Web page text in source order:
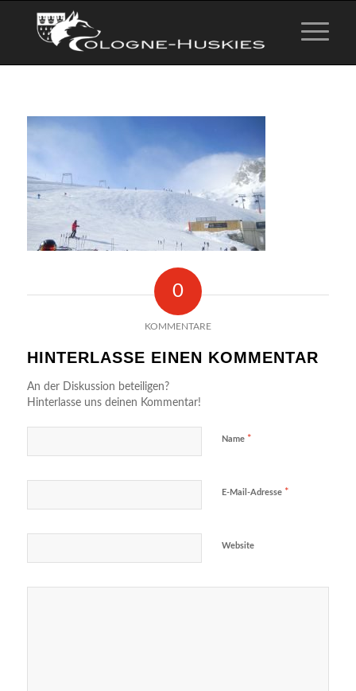
0
KOMMENTARE
HINTERLASSE EINEN KOMMENTAR
An der Diskussion beteiligen?
Hinterlasse uns deinen Kommentar!
Name *
E-Mail-Adresse *
Website